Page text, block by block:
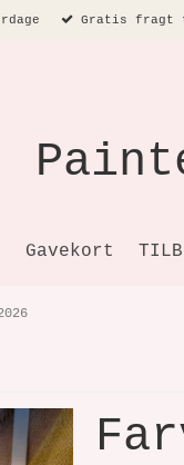
Gratis fragt til
Gavekort